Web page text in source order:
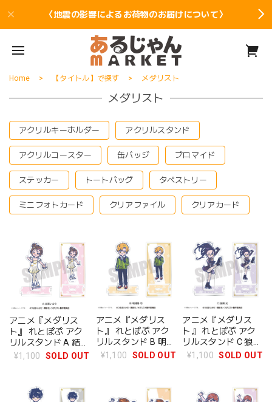
〈地震の影響によるお荷物のお届けについて〉
Home 【タイトル】で探す メダリスト
メダリスト
アクリルキーホルダー アクリルスタンド
アクリルコースター 缶バッジ ブロマイド
ステッカー トートバッグ タペストリー
ミニフォトカード クリアファイル クリアカード
アニメ『メダリス
ト』 れとぽぷ アク
リルスタンド A 結束
いのり
¥1,100 SOLD OUT
アニメ『メダリス
ト』 れとぽぷ アク
リルスタンド B 明浦
路司
¥1,100 SOLD OUT
アニメ『メダリス
ト』 れとぽぷ アク
リルスタンド C 狼嵜
光
¥1,100 SOLD OUT